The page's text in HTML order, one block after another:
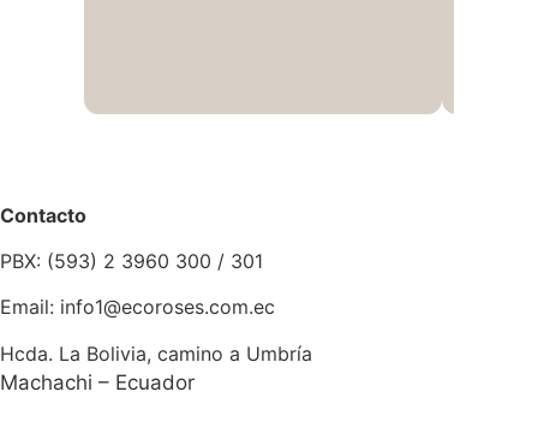
Contacto
PBX: (593) 2 3960 300 / 301
Email: info1@ecoroses.com.ec
Hcda. La Bolivia, camino a Umbría
Machachi – Ecuador